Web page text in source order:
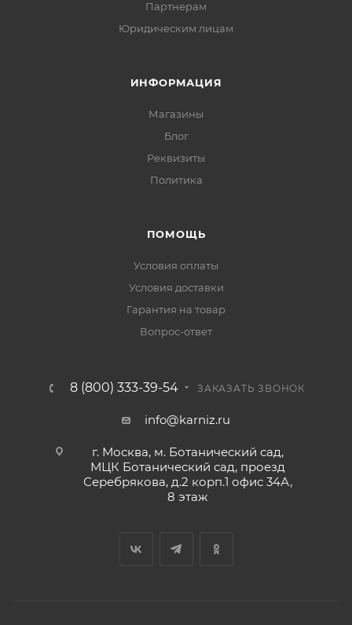
Партнерам
Юридическим лицам
ИНФОРМАЦИЯ
Магазины
Блог
Реквизиты
Политика
ПОМОЩЬ
Условия оплаты
Условия доставки
Гарантия на товар
Вопрос-ответ
8 (800) 333-39-54 ЗАКАЗАТЬ ЗВОНОК
info@karniz.ru
г. Москва, м. Ботанический сад,
МЦК Ботанический сад, проезд
Серебрякова, д.2 корп.1 офис 34А,
8 этаж